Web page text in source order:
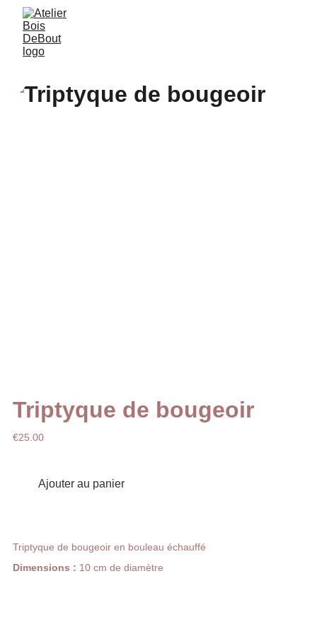
Triptyque de bougeoir
€25.00
Ajouter au panier
Triptyque de bougeoir en bouleau échauffé
Dimensions : 10 cm de diamètre